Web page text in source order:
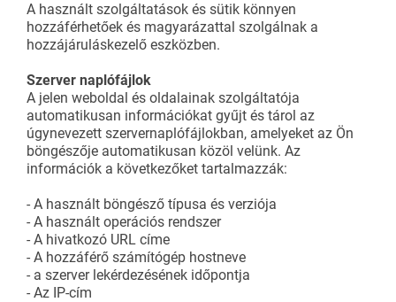
A használt szolgáltatások és sütik könnyen
hozzáférhetőek és magyarázattal szolgálnak a
hozzájáruláskezelő eszközben.
Szerver naplófájlok
A jelen weboldal és oldalainak szolgáltatója
automatikusan információkat gyűjt és tárol az
úgynevezett szervernaplófájlokban, amelyeket az Ön
böngészője automatikusan közöl velünk. Az
információk a következőket tartalmazzák:
- A használt böngésző típusa és verziója
- A használt operációs rendszer
- A hivatkozó URL címe
- A hozzáférő számítógép hostneve
- a szerver lekérdezésének időpontja
- Az IP-cím